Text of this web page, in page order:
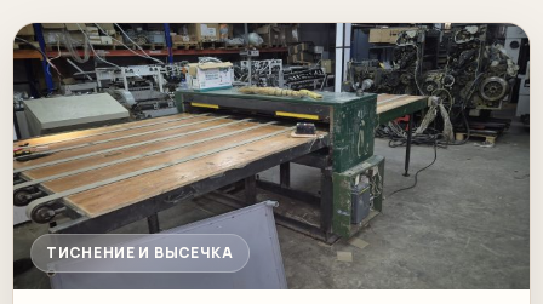
ТИСНЕНИЕ И ВЫСЕЧКА